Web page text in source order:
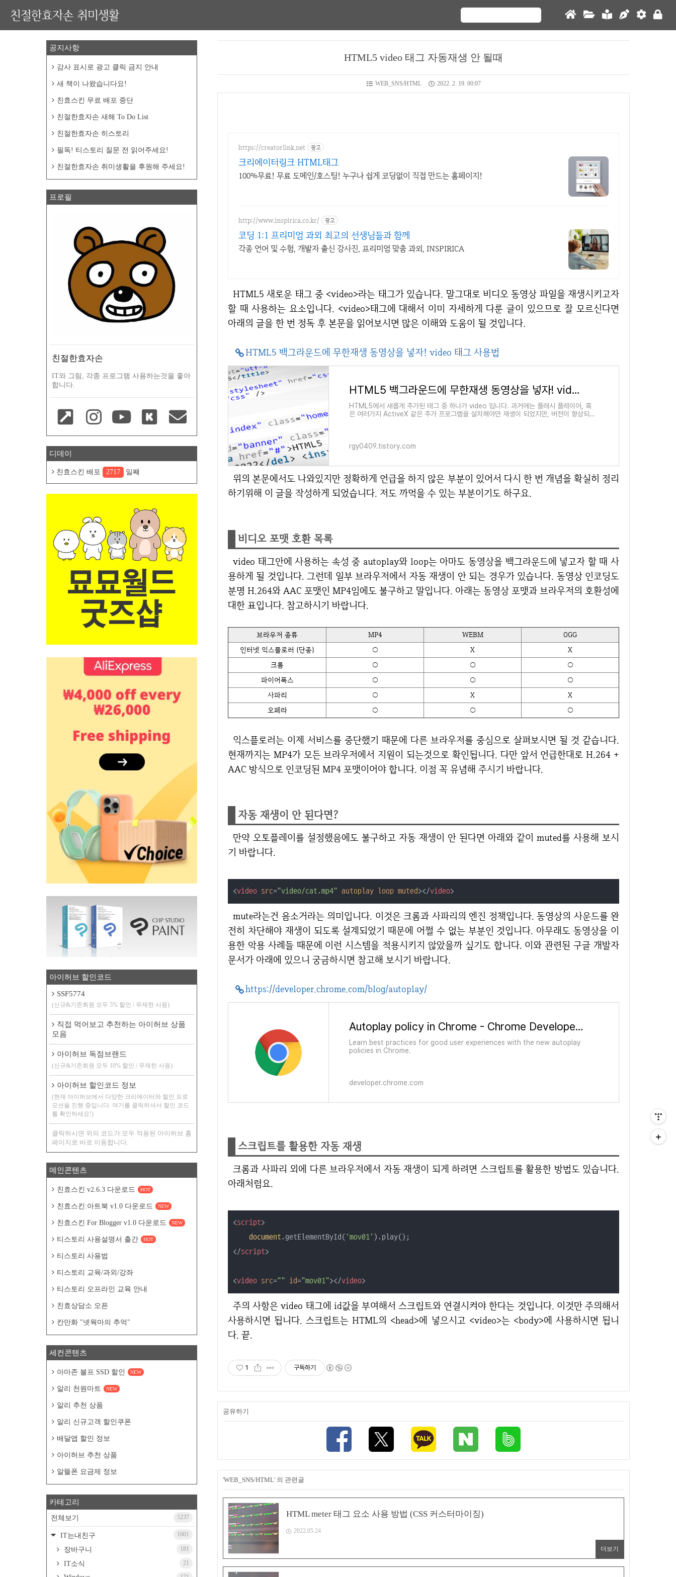
친절한효자손 취미생활
HTML5 video 태그 자동재생 안 될때
WEB_SNS/HTML 2022. 2. 19. 00:07
https://creatorlink.net 광고
크리에이터링크 HTML태그
100%무료! 무료 도메인/호스팅! 누구나 쉽게 코딩없이 직접 만드는 홈페이지!
http://www.inspirica.co.kr/ 광고
코딩 1:1 프리미엄 과외 최고의 선생님들과 함께
각종 언어 및 수험, 개발자 출신 강사진, 프리미엄 맞춤 과외, INSPIRICA
HTML5 새로운 태그 중 <video>라는 태그가 있습니다. 말그대로 비디오 동영상 파일을 재생시키고자
할 때 사용하는 요소입니다. <video>태그에 대해서 이미 자세하게 다룬 글이 있으므로 잘 모르신다면
아래의 글을 한 번 정독 후 본문을 읽어보시면 많은 이해와 도움이 될 것입니다.
HTML5 백그라운드에 무한재생 동영상을 넣자! video 태그 사용법
HTML5 백그라운드에 무한재생 동영상을 넣자! video 태그 사용법
HTML5에서 새롭게 추가된 태그 중 하나가 video 입니다. 과거에는 플래시 플레이어, 혹
은 여러가지 ActiveX 같은 추가 프로그램을 설치해야만 재생이 되었지만, 버전이 향상되면
rgy0409.tistory.com
위의 본문에서도 나와있지만 정확하게 언급을 하지 않은 부분이 있어서 다시 한 번 개념을 확실히 정리
하기위해 이 글을 작성하게 되었습니다. 저도 까먹을 수 있는 부분이기도 하구요.
비디오 포맷 호환 목록
video 태그안에 사용하는 속성 중 autoplay와 loop는 아마도 동영상을 백그라운드에 넣고자 할 때 사
용하게 될 것입니다. 그런데 일부 브라우저에서 자동 재생이 안 되는 경우가 있습니다. 동영상 인코딩도
분명 H.264와 AAC 포맷인 MP4임에도 불구하고 말입니다. 아래는 동영상 포맷과 브라우저의 호환성에
대한 표입니다. 참고하시기 바랍니다.
브라우저 종류 MP4 WEBM
OGG
인터넷 익스플로러 (단종)
○ X
X
크롬
○ ○
○
파이어폭스
○ ○
○
사파리
○ X
X
오페라
○ ○ ○
익스플로러는 이제 서비스를 중단했기 때문에 다른 브라우저를 중심으로 살펴보시면 될 것 같습니다.
현재까지는 MP4가 모든 브라우저에서 지원이 되는것으로 확인됩니다. 다만 앞서 언급한대로 H.264 +
AAC 방식으로 인코딩된 MP4 포맷이어야 합니다. 이점 꼭 유념해 주시기 바랍니다.
자동 재생이 안 된다면?
만약 오토플레이를 설정했음에도 불구하고 자동 재생이 안 된다면 아래와 같이 muted를 사용해 보시
기 바랍니다.
<video src="video/cat.mp4" autoplay loop muted></video>
mute라는건 음소거라는 의미입니다. 이것은 크롬과 사파리의 엔진 정책입니다. 동영상의 사운드를 완
전히 차단해야 재생이 되도록 설계되었기 때문에 어쩔 수 없는 부분인 것입니다. 아무래도 동영상을 이
용한 악용 사례들 때문에 이런 시스템을 적용시키지 않았을까 싶기도 합니다. 이와 관련된 구글 개발자
문서가 아래에 있으니 궁금하시면 참고해 보시기 바랍니다.
https://developer.chrome.com/blog/autoplay/
Autoplay policy in Chrome - Chrome Developers
Learn best practices for good user experiences with the new autoplay
policies in Chrome.
developer.chrome.com
스크립트를 활용한 자동 재생
크롬과 사파리 외에 다른 브라우저에서 자동 재생이 되게 하려면 스크립트를 활용한 방법도 있습니다.
아래처럼요.
<script>
document.getElementById( 'mov01'
</script>
<video src="" id="mov01"></video>
주의 사항은 video 태그에 id값을 부여해서 스크립트와 연결시켜야 한다는 것입니다. 이것만 주의해서
사용하시면 됩니다. 스크립트는 HTML의 <head>에 넣으시고 <video>는 <body>에 사용하시면 됩니
다. 끝.
1 구독하기
공유하기
'WEB_SNS/HTML' 의 관련글
HTML meter 태그 요소 사용 방법 (CSS 커스터마이징)
2022.05.24
더보기
공지사항
감사 표시로 광고 클릭 금지 안내
새 책이 나왔습니다요!
친효스킨 무료 배포 중단
친절한효자손 새해 To Do List
친절한효자손 히스토리
필독! 티스토리 질문 전 읽어주세요!
친절한효자손 취미생활을 후원해 주세요!
프로필
친절한효자손
IT와 그림, 각종 프로그램 사용하는것을 좋아
합니다.
디데이
친효스킨 배포 2717 일째
아이허브 할인코드
SSF5774
(신규&기존회원 모두 5% 할인 / 무제한 사용)
직접 먹어보고 추천하는 아이허브 상품
모음
아이허브 독점브랜드
(신규&기존회원 모두 10% 할인 / 무제한 사용)
아이허브 할인코드 정보
(현재 아이허브에서 다양한 크리에이터와 할인 프로
모션을 진행 중입니다. 여기를 클릭하셔서 할인 코드
를 확인하세요!)
클릭하시면 위의 코드가 모두 적용된 아이허브 홈
페이지로 바로 이동합니다.
메인콘텐츠
친효스킨 v2.6.3 다운로드 HOT
친효스킨:아트북 v1.0 다운로드 NEW
친효스킨 For Blogger v1.0 다운로드 NEW
티스토리 사용설명서 출간 HOT
티스토리 사용법
티스토리 교육/과외/강좌
티스토리 오프라인 교육 안내
친효상담소 오픈
칸만화 "넷웍마의 추억"
세컨콘텐츠
아마존 블프 SSD 할인 NEW
알리 천원마트 NEW
알리 추천 상품
알리 신규고객 할인쿠폰
배달앱 할인 정보
아이허브 추천 상품
알뜰폰 요금제 정보
카테고리
전체보기 5237
IT는내친구 1601
장바구니 181
IT소식 21